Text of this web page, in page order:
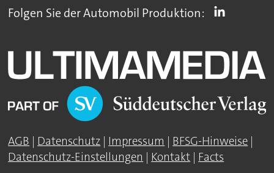
Folgen Sie der Automobil Produktion:
AGB | Datenschutz | Impressum | BFSG-Hinweise |
Datenschutz-Einstellungen | Kontakt | Facts